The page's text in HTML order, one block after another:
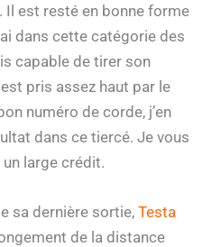
est resté en bonne forme
dans cette catégorie des
capable de tirer son
pris assez haut par le
numéro de corde, j’en
dans ce tiercé. Je vous
large crédit.
sa dernière sortie, Testa
de la distance